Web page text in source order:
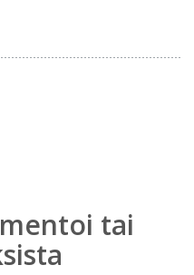
tai